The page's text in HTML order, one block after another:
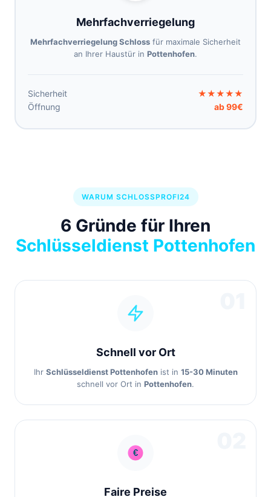
Mehrfachverriegelung
Mehrfachverriegelung Schloss für maximale Sicherheit
an Ihrer Haustür in Pottenhofen.
Sicherheit
★★★★★
Öffnung
ab 99€
WARUM SCHLOSSPROFI24
6 Gründe für Ihren
Schlüsseldienst Pottenhofen
Schnell vor Ort
Ihr Schlüsseldienst Pottenhofenist in 15-30 Minuten
schnell vor Ort in Pottenhofen.
Faire Preise